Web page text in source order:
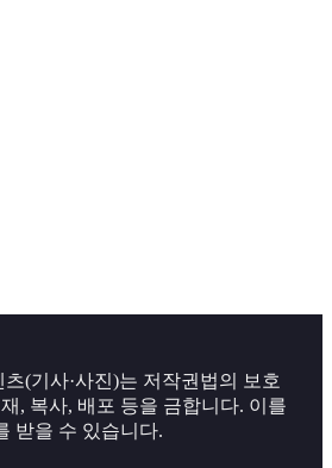
(기사·사진)는 저작권법의 보호
, 복사, 배포 등을 금합니다. 이를
받을 수 있습니다.